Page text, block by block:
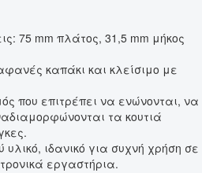
75 mm πλάτος, 31,5 mm μήκος
καπάκι και κλείσιμο με
που επιτρέπει να ενώνονται, να
τα κουτιά
ιδανικό για συχνή χρήση σε
εργαστήρια.